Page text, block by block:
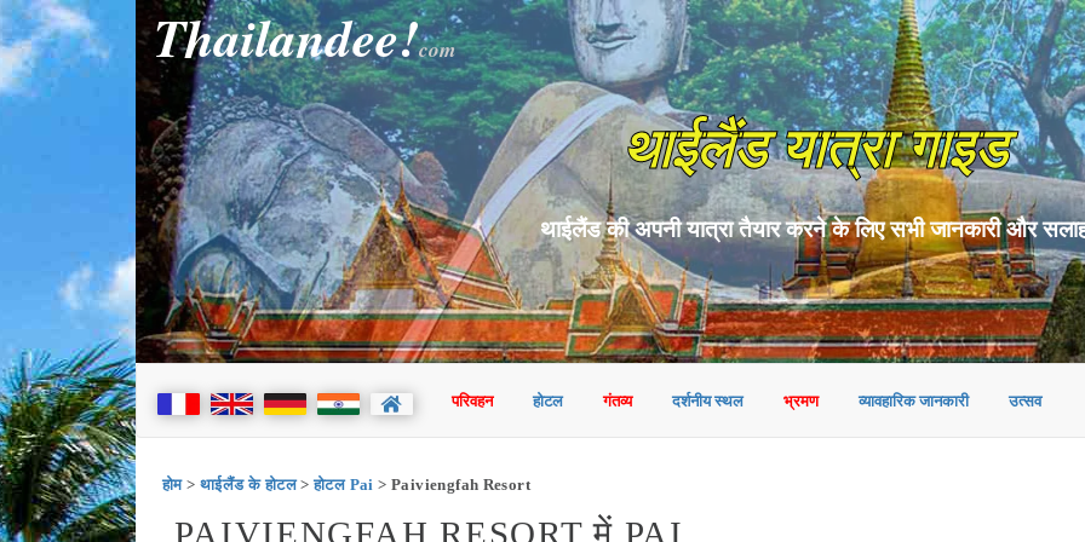
Thailandee!com
थाईलैंड यात्रा गाइड
थाईलैंड की अपनी यात्रा तैयार करने के लिए सभी जानकारी और
परिवहन होटल गंतव्य दर्शनीय स्थल भ्रमण व्यावहारिक जानकारी उत्सव
होम>थाईलैंड के होटल>होटल Pai > Paiviengfah Resort
PAIVIENGFAH RESORT में PAI